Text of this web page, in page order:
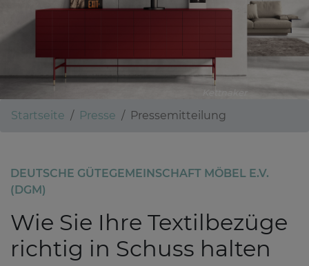
Kettnaker
Startseite Presse Pressemitteilung
DEUTSCHE GÜTEGEMEINSCHAFT MÖBEL E.V.
(DGM)
Wie Sie Ihre Textilbezüge
richtig in Schuss halten